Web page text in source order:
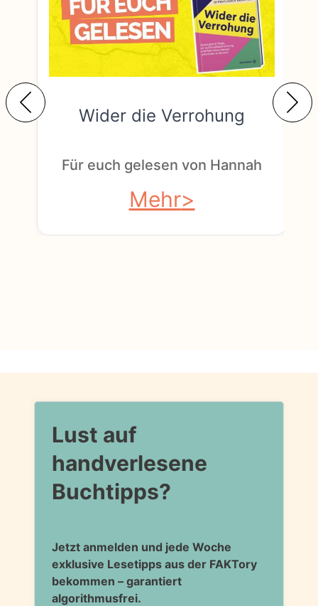
Wider die Verrohung
Für euch gelesen von Hannah
Mehr
Lust auf
handverlesene
Buchtipps?